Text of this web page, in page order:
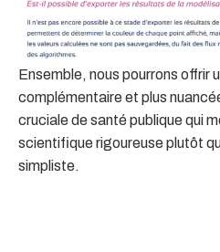
Ensemble, nous pourrons offrir
complémentaire et plus
cruciale de santé publique qui
scientifique rigoureuse plutôt
simpliste.